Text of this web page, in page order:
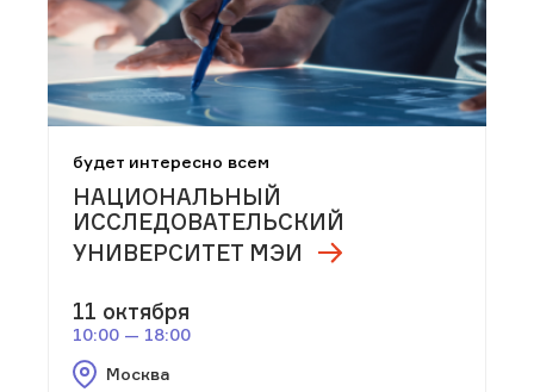
будет интересно всем
НАЦИОНАЛЬНЫЙ
ИССЛЕДОВАТЕЛЬСКИЙ
УНИВЕРСИТЕТ МЭИ
11 октября
10:00 — 18:00
Москва